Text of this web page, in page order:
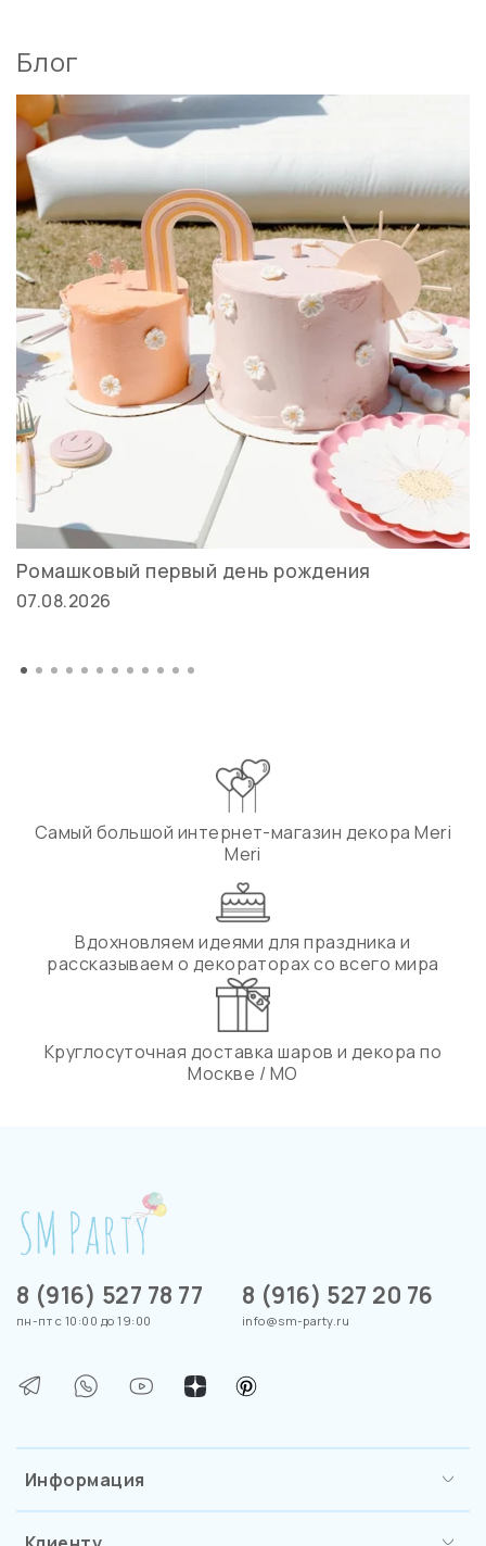
Блог
Ромашковый первый день рождения
07.08.2026
Самый большой интернет-магазин декора Meri
Meri
Вдохновляем идеями для праздника и
рассказываем о декораторах со всего мира
Круглосуточная доставка шаров и декора по
Москве / МО
Информация
8 (916) 527 78 77
пн-пт с 10:00 до 19:00
8 (916) 527 20 76
info@sm-party.ru